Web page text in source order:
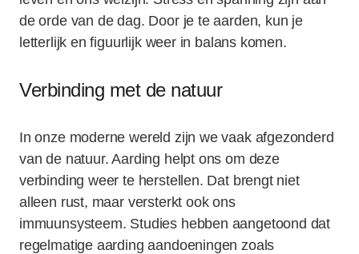
de orde van de dag. Door je te aarden, kun je
letterlijk en figuurlijk weer in balans komen.
Verbinding met de natuur
In onze moderne wereld zijn we vaak afgezonderd
van de natuur. Aarding helpt ons om deze
verbinding weer te herstellen. Dat brengt niet
alleen rust, maar versterkt ook ons
immuunsysteem. Studies hebben aangetoond dat
regelmatige aarding aandoeningen zoals